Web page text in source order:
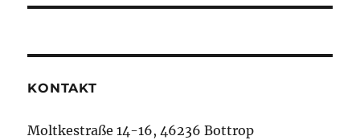
KONTAKT
Moltkestraße 14-16, 46236 Bottrop